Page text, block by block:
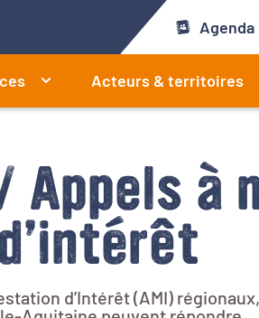
Agenda
Acteurs & territoires
Appels à
d’Intérêt (AMI)